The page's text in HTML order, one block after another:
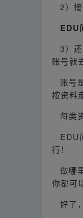
2）
EDU
3）
账号就
账号
按资料
每类
EDU
行！
做哪
你都可
好了